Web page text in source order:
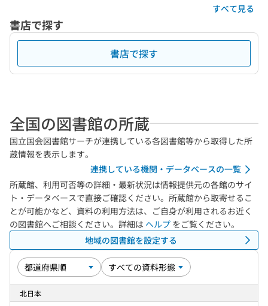
すべて見る
書店で探す
書店で探す
全国の図書館の所蔵
国立国会図書館サーチが連携している各図書館等から取得した所
蔵情報を表示します。
連携している機関・データベースの一覧
所蔵館、利用可否等の詳細・最新状況は情報提供元の各館のサイ
ト・データベースで直接ご確認ください。所蔵館から取寄せるこ
とが可能かなど、資料の利用方法は、ご自身が利用されるお近く
の図書館へご相談ください。詳細は ヘルプ をご覧ください。
地域の図書館を設定する
北日本